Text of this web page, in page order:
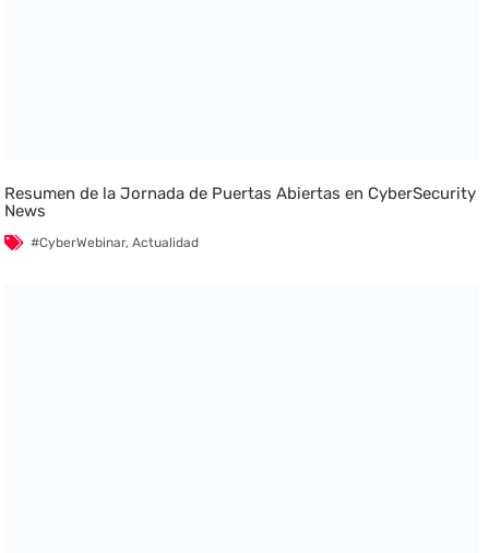
Resumen de la Jornada de Puertas Abiertas en CyberSecurity
News
#CyberWebinar,Actualidad